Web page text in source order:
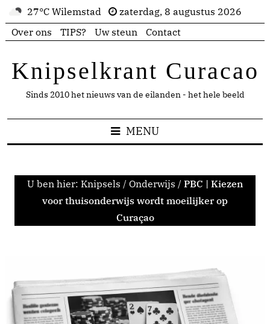
27°C Wilemstad
zaterdag, 8 augustus 2026
Over ons
TIPS? Uw steun Contact
Knipselkrant Curacao
Sinds 2010 het nieuws van de eilanden - het hele beeld
MENU
U ben hier: Knipsels / Onderwijs / PBC | Kiezen
voor thuisonderwijs wordt moeilijker op
Curaçao